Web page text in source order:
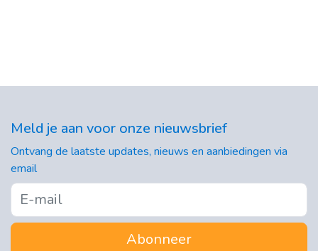
Meld je aan voor onze nieuwsbrief
Ontvang de laatste updates, nieuws en aanbiedingen via
email
Abonneer